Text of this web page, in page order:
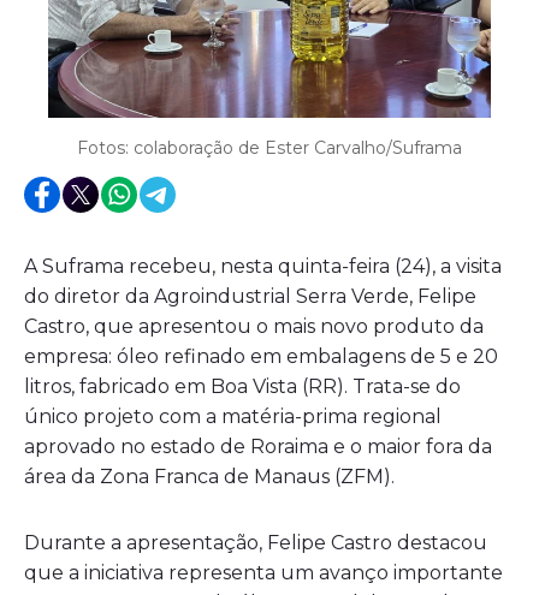
Fotos: colaboração de Ester Carvalho/Suframa
A Suframa recebeu, nesta quinta-feira (24), a visita
do diretor da Agroindustrial Serra Verde, Felipe
Castro, que apresentou o mais novo produto da
empresa: óleo refinado em embalagens de 5 e 20
litros, fabricado em Boa Vista (RR). Trata-se do
único projeto com a matéria-prima regional
aprovado no estado de Roraima e o maior fora da
área da Zona Franca de Manaus (ZFM).
Durante a apresentação, Felipe Castro destacou
que a iniciativa representa um avanço importante